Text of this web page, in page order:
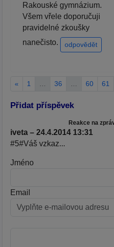
Rakouské gymnázium.
Všem vřele doporučuji
pravidelné zkoušky
nanečisto.
odpovědět
« 1 36 60 61
Přidat příspěvek
Reakce na
iveta – 24.4.2014 13:31
#5#Váš vzkaz...
Jméno
Email